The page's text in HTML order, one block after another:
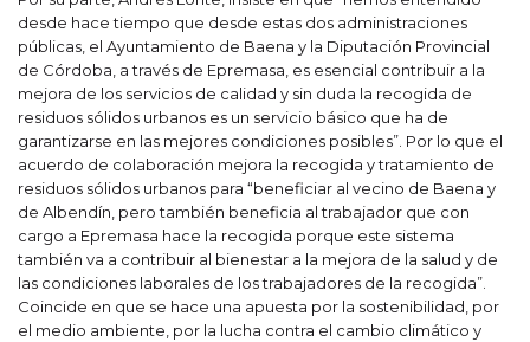
desde hace tiempo que desde estas dos administraciones
públicas, el Ayuntamiento de Baena y la Diputación Provincial
de Córdoba, a través de Epremasa, es esencial contribuir a la
mejora de los servicios de calidad y sin duda la recogida de
residuos sólidos urbanos es un servicio básico que ha de
garantizarse en las mejores condiciones posibles”. Por lo que el
acuerdo de colaboración mejora la recogida y tratamiento de
residuos sólidos urbanos para “beneficiar al vecino de Baena y
de Albendín, pero también beneficia al trabajador que con
cargo a Epremasa hace la recogida porque este sistema
también va a contribuir al bienestar a la mejora de la salud y de
las condiciones laborales de los trabajadores de la recogida”.
Coincide en que se hace una apuesta por la sostenibilidad, por
el medio ambiente, por la lucha contra el cambio climático y